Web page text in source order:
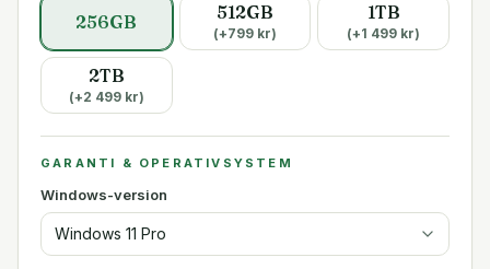
256GB 512GB
(+799kr)
1TB
(+1 499 kr)
2TB
(+2 499kr)
GARANTI & OPERATIVSYSTEM
Windows-version
Windows 11 Pro